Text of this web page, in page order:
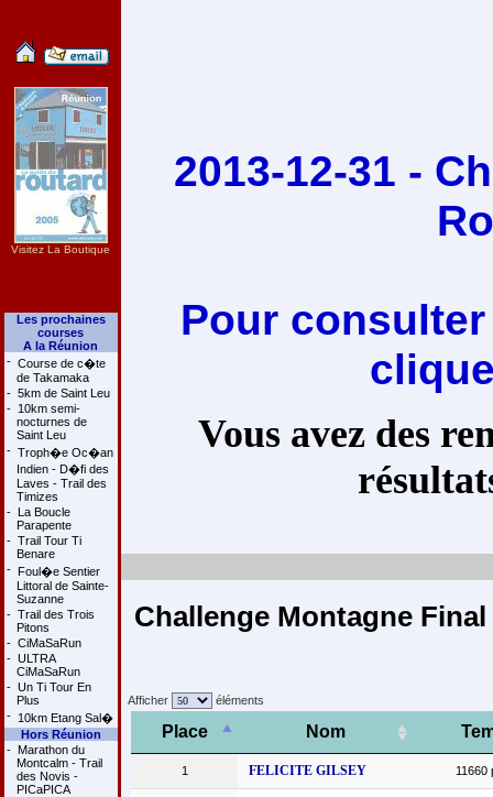
Visitez La Boutique
Les prochaines
courses
A la Réunion
- Course de c�te
de Takamaka
- 5km de Saint Leu
- 10km semi-
nocturnes de
Saint Leu
- Troph�e Oc�an
Indien - D�fi des
Laves - Trail des
Timizes
- La Boucle
Parapente
- Trail Tour Ti
Benare
- Foul�e Sentier
Littoral de Sainte-
Suzanne
- Trail des Trois
Pitons
- CiMaSaRun
- ULTRA
CiMaSaRun
- Un Ti Tour En
Plus
- 10km Etang Sal�
Hors Réunion
- Marathon du
Montcalm - Trail
des Novis -
PICaPICA
2013-12-31 -
Pour
Vous avez des
Challenge Montagne
Afficher éléments
Place Nom
1 FELICITE GILSEY 11660